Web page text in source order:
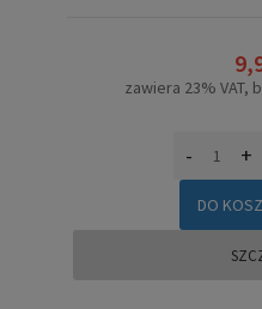
zawiera 23%
- +
DO